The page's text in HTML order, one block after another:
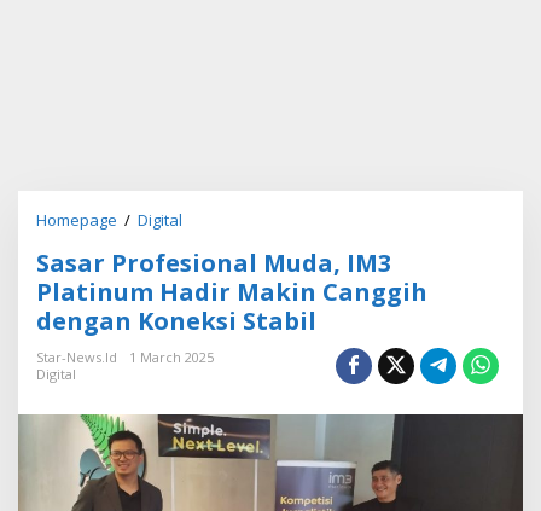
Homepage / Digital
s
a
r
P
r
e
s
i
Sasar Profesional Muda, IM3
Platinum Hadir Makin Canggih
dengan Koneksi Stabil
Star-News.id
1 March 2025
Digital